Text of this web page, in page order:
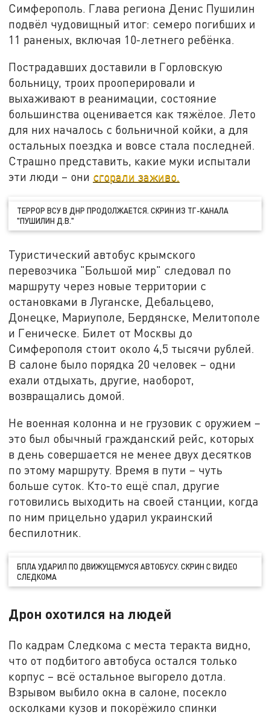
Симферополь. Глава региона Денис Пушилин
подвёл чудовищный итог: семеро погибших и
11 раненых, включая 10-летнего ребёнка.
Пострадавших доставили в Горловскую
больницу, троих прооперировали и
выхаживают в реанимации, состояние
большинства оценивается как тяжёлое. Лето
для них началось с больничной койки, а для
остальных поездка и вовсе стала последней.
Страшно представить, какие муки испытали
эти люди – они сгорали заживо.
ТЕРРОР ВСУ В ДНР ПРОДОЛЖАЕТСЯ. СКРИН ИЗ ТГ-КАНАЛА
"ПУШИЛИН Д.В."
Туристический автобус крымского
перевозчика "Большой мир" следовал по
маршруту через новые территории с
остановками в Луганске, Дебальцево,
Донецке, Мариуполе, Бердянске, Мелитополе
и Геническе. Билет от Москвы до
Симферополя стоит около 4,5 тысячи рублей.
В салоне было порядка 20 человек – одни
ехали отдыхать, другие, наоборот,
возвращались домой.
Не военная колонна и не грузовик с оружием –
это был обычный гражданский рейс, которых
в день совершается не менее двух десятков
по этому маршруту. Время в пути – чуть
больше суток. Кто-то ещё спал, другие
готовились выходить на своей станции, когда
по ним прицельно ударил украинский
беспилотник.
БПЛА УДАРИЛ ПО ДВИЖУЩЕМУСЯ АВТОБУСУ. СКРИН С ВИДЕО
СЛЕДКОМА
Дрон охотился на людей
По кадрам Следкома с места теракта видно,
что от подбитого автобуса остался только
корпус – всё остальное выгорело дотла.
Взрывом выбило окна в салоне, посекло
осколками кузов и покорёжило спинки